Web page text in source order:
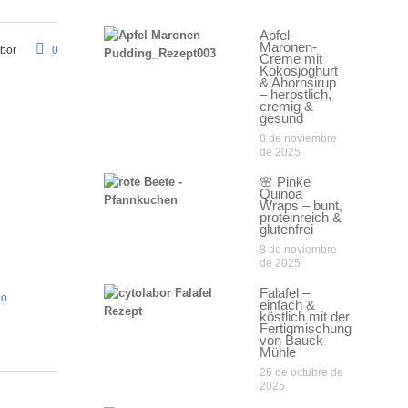
0
Apfel-
Maronen-
Creme mit
Kokosjoghurt
& Ahornsirup
– herbstlich,
cremig &
gesund
8 de noviembre
de 2025
🌸 Pinke
Quinoa
Wraps – bunt,
proteinreich &
glutenfrei
8 de noviembre
de 2025
Falafel –
einfach &
köstlich mit der
Fertigmischung
von Bauck
Mühle
26 de octubre de
2025